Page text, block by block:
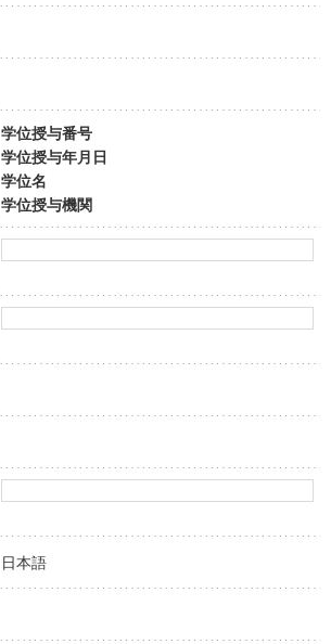
学位授与番号
学位授与年月日
学位名
学位授与機関
日本語